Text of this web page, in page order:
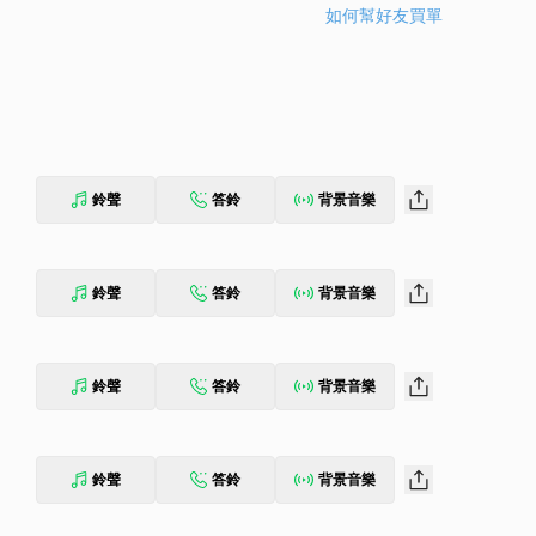
如何幫好友買單
鈴聲 答鈴 背景音樂
鈴聲 答鈴 背景音樂
鈴聲 答鈴 背景音樂
鈴聲 答鈴 背景音樂